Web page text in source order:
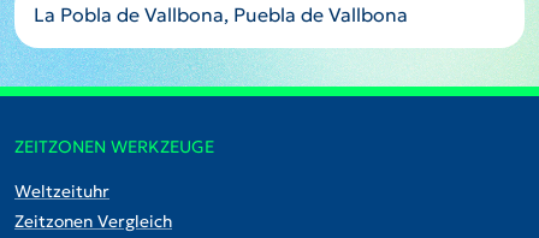
La Pobla de Vallbona, Puebla de Vallbona
ZEITZONEN WERKZEUGE
Weltzeituhr
Zeitzonen Vergleich